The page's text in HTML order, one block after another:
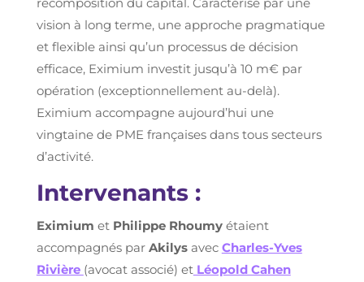
vision à long terme, une approche pragmatique
et flexible ainsi qu’un processus de décision
efficace, Eximium investit jusqu’à 10 m€ par
opération (exceptionnellement au-delà).
Eximium accompagne aujourd’hui une
vingtaine de PME françaises dans tous secteurs
d’activité.
Intervenants :
Eximium et Philippe Rhoumyétaient
accompagnés par Akilysavec Charles-Yves
Rivière (avocat associé) et Léopold Cahen